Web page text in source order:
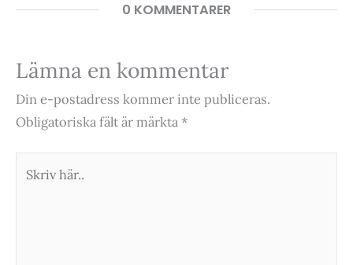
0 KOMMENTARER
Lämna en kommentar
Din e-postadress kommer inte publiceras.
Obligatoriska fält är märkta *
här..